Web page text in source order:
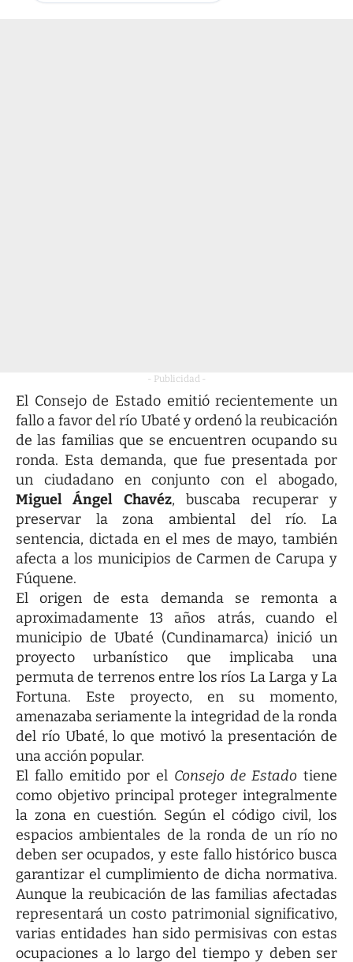
- Publicidad -
El Consejo de Estado emitió recientemente un
fallo a favor del río Ubaté y ordenó la reubicación
de las familias que se encuentren ocupando su
ronda. Esta demanda, que fue presentada por
un ciudadano en conjunto con el abogado,
Miguel Ángel Chavéz, buscaba recuperar y
preservar la zona ambiental del río. La
sentencia, dictada en el mes de mayo, también
afecta a los municipios de Carmen de Carupa y
Fúquene.
El origen de esta demanda se remonta a
aproximadamente 13 años atrás, cuando el
municipio de Ubaté (Cundinamarca) inició un
proyecto urbanístico que implicaba una
permuta de terrenos entre los ríos La Larga y La
Fortuna. Este proyecto, en su momento,
amenazaba seriamente la integridad de la ronda
del río Ubaté, lo que motivó la presentación de
una acción popular.
El fallo emitido por el Consejo de Estado tiene
como objetivo principal proteger integralmente
la zona en cuestión. Según el código civil, los
espacios ambientales de la ronda de un río no
deben ser ocupados, y este fallo histórico busca
garantizar el cumplimiento de dicha normativa.
Aunque la reubicación de las familias afectadas
representará un costo patrimonial significativo,
varias entidades han sido permisivas con estas
ocupaciones a lo largo del tiempo y deben ser